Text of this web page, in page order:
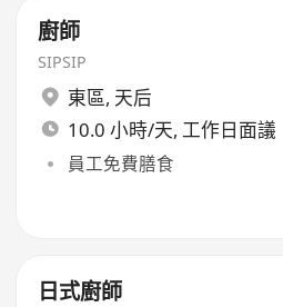
廚師
SIPSIP
東區, 天后
10.0 小時/天, 工作日面議
員工免費膳食
日式廚師